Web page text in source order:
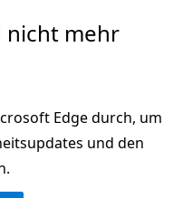
nicht mehr
Edge durch, um
und den